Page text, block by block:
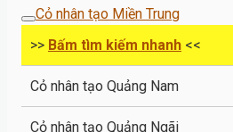
Cỏ nhân tạo Miền Trung
>> Bấm tìm kiếm nhanh <<
Cỏ nhân tạo Quảng Nam
Cỏ nhân tạo Quảng Ngãi